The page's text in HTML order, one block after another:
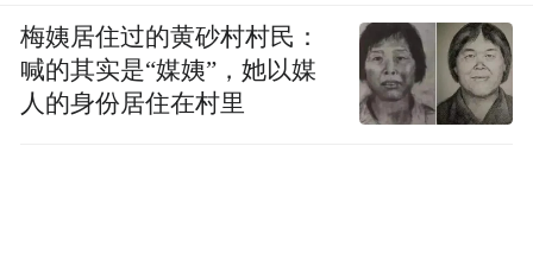
梅姨居住过的黄砂村村民：
喊的其实是“媒姨”，她以媒
人的身份居住在村里